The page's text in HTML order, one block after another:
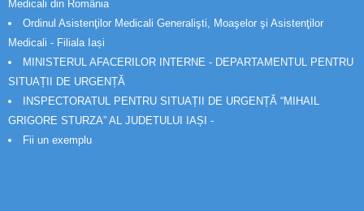
Medicali din România
Ordinul Asistenţilor Medicali Generalişti, Moaşelor şi Asistenţilor
Medicali - Filiala Iași
MINISTERUL AFACERILOR INTERNE - DEPARTAMENTUL PENTRU
SITUAȚII DE URGENȚĂ
INSPECTORATUL PENTRU SITUAȚII DE URGENȚĂ “MIHAIL
GRIGORE STURZA” AL JUDETULUI IAȘI -
Fii un exemplu